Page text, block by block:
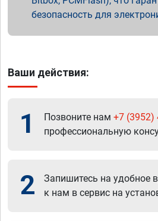
безопасность для
Ваши действия:
1 Позвоните нам +7 (3952)
профессиональную
2
Запишитесь на удобное
к нам в сервис на